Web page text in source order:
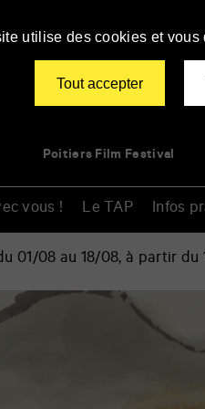
Poitiers Film Festival
vous ! Le TAP Infos
01/08 au 18/08, à partir
utilise des cookies et
Tout accepter